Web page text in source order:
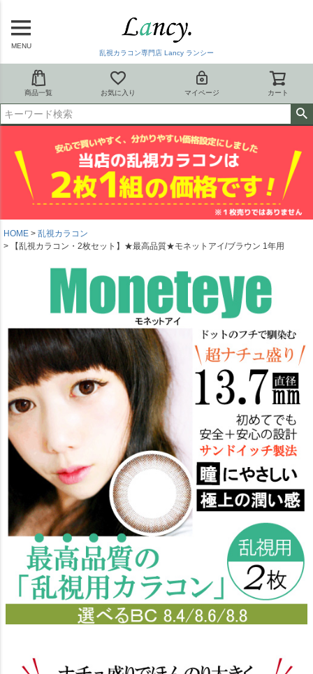
MENU
乱視カラコン専門店 Lancy ランシー
商品一覧 お気に入り マイページ カート
HOME
乱視カラコン
【乱視カラコン・2枚セット】★最高品質★モネットアイ/ブラウン 1年用